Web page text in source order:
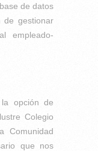
de datos
de gestionar
empleado-
opción de
Colegio
Comunidad
que nos